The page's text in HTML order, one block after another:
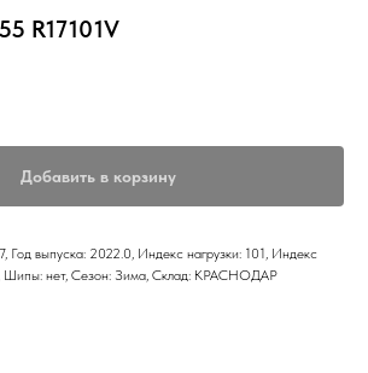
R17101V
Добавить в корзину
Год выпуска: 2022.0, Индекс нагрузки: 101, Индекс
Шипы: нет, Сезон: Зима, Склад: КРАСНОДАР